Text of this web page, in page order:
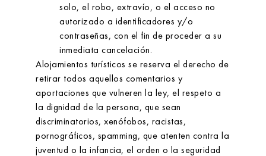
solo, el robo, extravío, o el acceso no
autorizado a identificadores y/o
contraseñas, con el fin de proceder a su
inmediata cancelación.
Alojamientos turísticos se reserva el derecho de
retirar todos aquellos comentarios y
aportaciones que vulneren la ley, el respeto a
la dignidad de la persona, que sean
discriminatorios, xenófobos, racistas,
pornográficos, spamming, que atenten contra la
juventud o la infancia, el orden o la seguridad